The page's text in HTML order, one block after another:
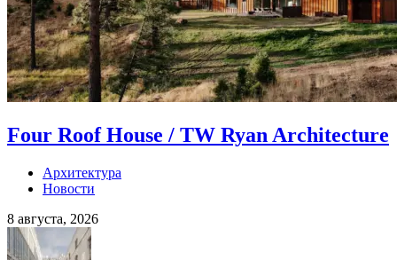
Four Roof House / TW Ryan Architecture
Архитектура
Новости
8 августа, 2026